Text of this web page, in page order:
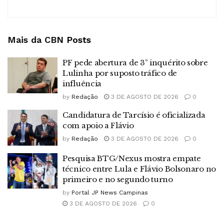
Mais da CBN Posts
PF pede abertura de 3º inquérito sobre
Lulinha por suposto tráfico de
influência
by Redação 3 DE AGOSTO DE 2026 0
Candidatura de Tarcísio é oficializada
com apoio a Flávio
by Redação 3 DE AGOSTO DE 2026 0
Pesquisa BTG/Nexus mostra empate
técnico entre Lula e Flávio Bolsonaro no
primeiro e no segundo turno
by Portal JP News Campinas
3 DE AGOSTO DE 2026
0